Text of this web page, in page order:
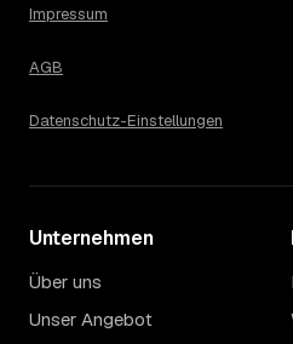
Wertanrechnung des
Impressum
AGB
Datenschutz-Einstellungen
Unternehmen
Über uns
Unser Angebot